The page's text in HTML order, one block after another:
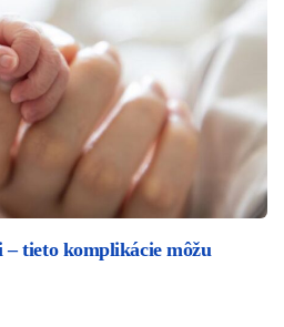
– tieto komplikácie môžu